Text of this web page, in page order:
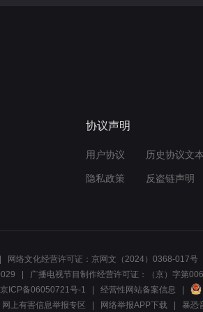
协议声明
用户协议 历史协议文本
隐私政策 反盗链声明
网络文化经营许可证：京网文（2024）0368-017号
广播电视节目制作经营许可证：（京）字第
京ICP备06050721号-1 经营性网站备案信息
网上有害信息举报专区 网络举报APP下载 暴恐